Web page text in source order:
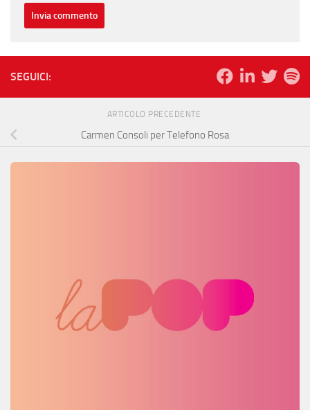
SEGUICI:
ARTICOLO PRECEDENTE
Carmen Consoli per Telefono Rosa